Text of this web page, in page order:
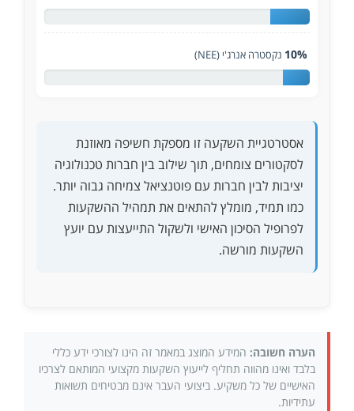
10% נקסטרה אנרג'י (NEE)
אסטרטגיית השקעה זו מספקת חשיפה מאוזנת
לסקטורים צומחים, תוך שילוב בין חברות טכנולוגיה
יציבות לבין חברות עם פוטנציאל צמיחה גבוה יותר.
כמו תמיד, מומלץ להתאים את תמהיל ההשקעות
לפרופיל הסיכון האישי ולשקול התייעצות עם יועץ
השקעות מורשה.
הערה חשובה: המידע המוצג במאמר זה הינו לצורכי ידע כללי
בלבד ואינו מהווה תחליף לייעוץ השקעות מקצועי המותאם לצרכיו
האישיים של כל משקיע. ביצועי העבר אינם מבטיחים תשואות
עתידיות.